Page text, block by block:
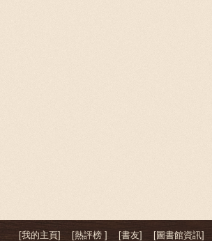
[我的主頁] [熱評榜 ] [書友] [圖書館資訊]